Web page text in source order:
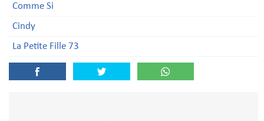
Comme Si
Cindy
La Petite Fille 73